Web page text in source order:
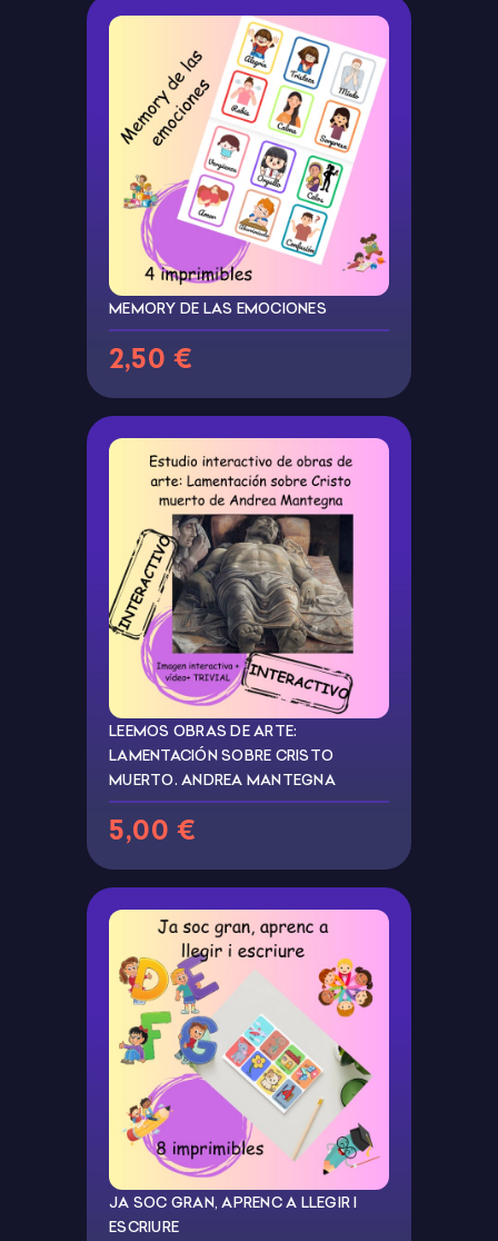
MEMORY DE LAS EMOCIONES
2,50 €
LEEMOS OBRAS DE ARTE:
LAMENTACIÓN SOBRE CRISTO
MUERTO. ANDREA MANTEGNA
5,00 €
JA SOC GRAN, APRENC A LLEGIR I
ESCRIURE